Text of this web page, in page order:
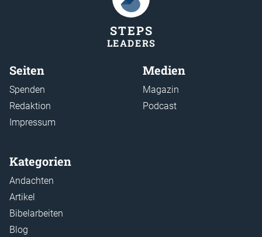
STEPS
LEADERS
Seiten
Spenden
Redaktion
Impressum
Medien
Magazin
Podcast
Kategorien
Andachten
Artikel
Bibelarbeiten
Blog